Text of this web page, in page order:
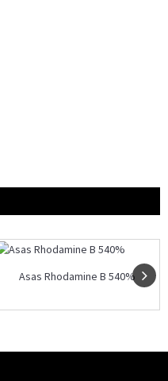
Asas Rhodamine B 540%